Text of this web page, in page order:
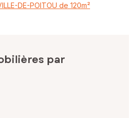
DE-POITOU de 120m²
par